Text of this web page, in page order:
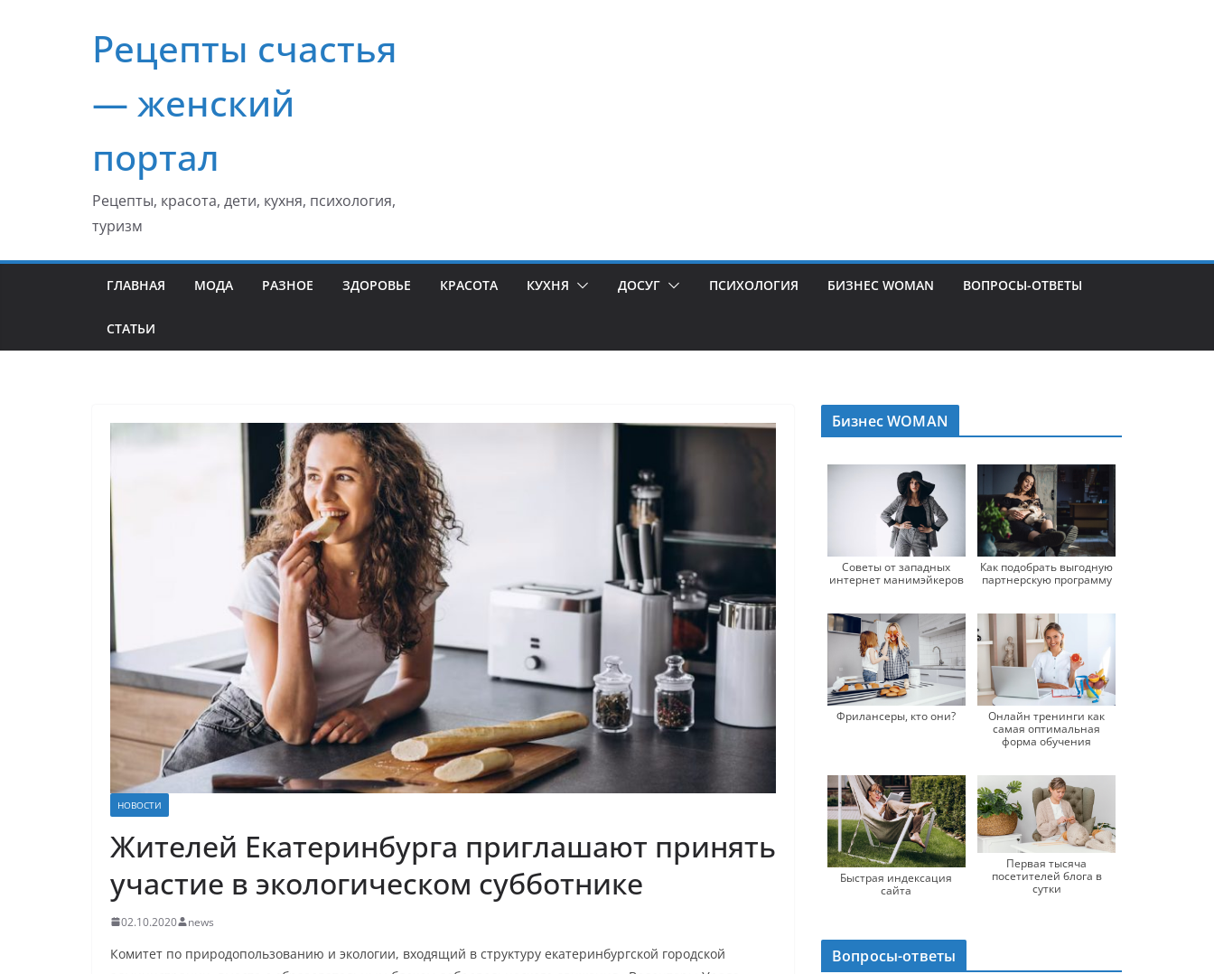
содержимомуРецепты счастья
— женский
портал
Рецепты, красота, дети, кухня, психология,
туризм
ГЛАВНАЯ МОДА РАЗНОЕ ЗДОРОВЬЕ КРАСОТА КУХНЯ ДОСУГ ПСИХОЛОГИЯ БИЗНЕС WOMAN ВОПРОСЫ-ОТВЕТЫ
СТАТЬИ
НОВОСТИ
Жителей Екатеринбурга приглашают принять
участие в экологическом субботнике
02.10.2020 news
Комитет по природопользованию и экологии, входящий в структуру екатеринбургской городской
Бизнес WOMAN
Советы от западных
интернет манимэйкеров
Как подобрать выгодную
партнерскую программу
Фрилансеры, кто они?
Онлайн тренинги как
самая оптимальная
форма обучения
Быстрая индексация
сайта
Первая тысяча
посетителей блога в
сутки
Вопросы-ответы